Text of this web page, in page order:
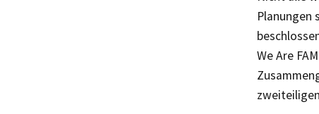
Planungen
We Are